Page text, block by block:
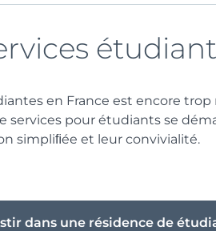
en France est encore
services pour étudiants se
simpliﬁée et leur convivialité.
dans une résidence de